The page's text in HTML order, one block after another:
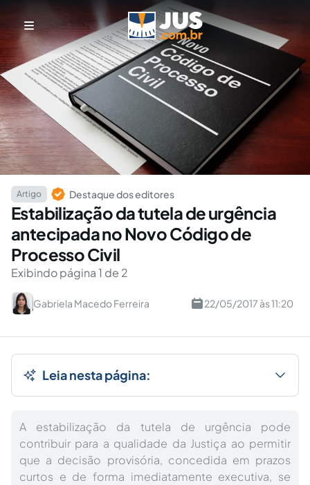
Artigo Destaque dos editores
Estabilização da tutela de urgência
antecipada no Novo Código de
Processo Civil
Exibindo página 1 de 2
Gabriela Macedo Ferreira 22/05/2017 às 11:20
Leia nesta página:
A estabilização da tutela de urgência pode
contribuir para a qualidade da Justiça ao permitir
que a decisão provisória, concedida em prazos
curtos e de forma imediatamente executiva, se